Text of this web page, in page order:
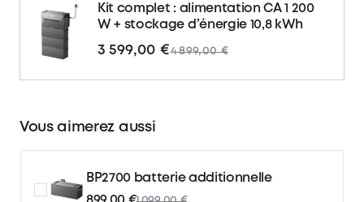
Kit complet : alimentation CA 1 200
W + stockage d’énergie 10,8 kWh
3 599,00 €4 899,00 €
Vous aimerez aussi
BP2700 batterie additionnelle